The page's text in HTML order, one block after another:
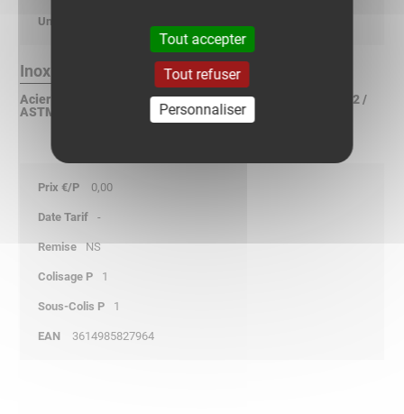
Inox 316L Finition :
Acier inoxydable X2CrNiMo 17-12-2 suivant NF EN 10088-2 /
ASTM A240 / DIN 17440
0,00
-
NS
1
1
3614985827964
Tout accepter
Tout refuser
Personnaliser